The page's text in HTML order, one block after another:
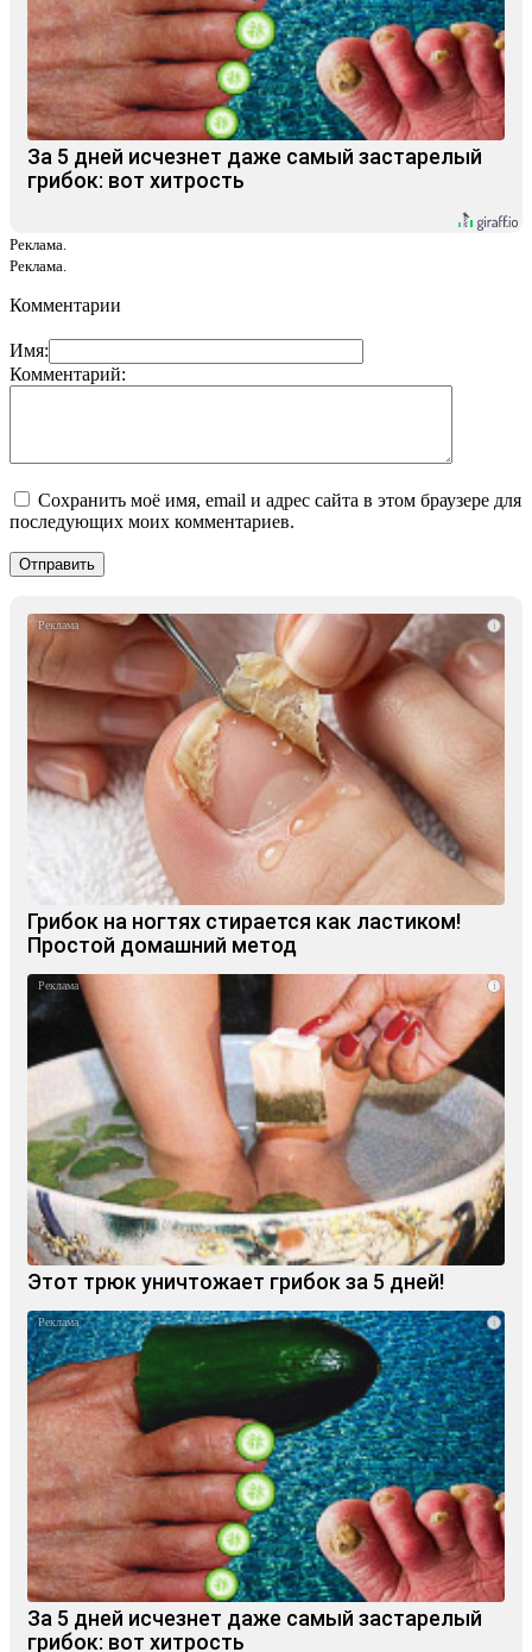
За 5 дней исчезнет даже самый застарелый
грибок: вот хитрость
Реклама.
Реклама.
Комментарии
Имя:
Комментарий:
Сохранить моё имя, email и адрес сайта в этом браузере для
последующих моих комментариев.
i
Грибок на ногтях стирается как ластиком!
Простой домашний метод
i
Этот трюк уничтожает грибок за 5 дней!
i
За 5 дней исчезнет даже самый застарелый
грибок: вот хитрость